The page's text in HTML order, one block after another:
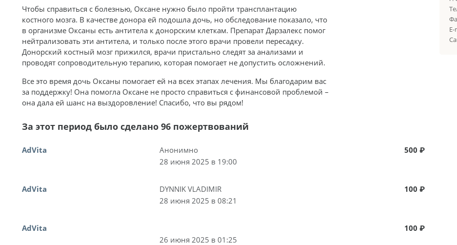
Чтобы справиться с болезнью, Оксане нужно было пройти трансплантацию
костного мозга. В качестве донора ей подошла дочь, но обследование показало, что
в организме Оксаны есть антитела к донорским клеткам. Препарат Дарзалекс помог
нейтрализовать эти антитела, и только после этого врачи провели пересадку.
Донорский костный мозг прижился, врачи пристально следят за анализами и
проводят сопроводительную терапию, которая помогает не допустить осложнений.
Все это время дочь Оксаны помогает ей на всех этапах лечения. Мы благодарим вас
за поддержку! Она помогла Оксане не просто справиться с финансовой проблемой –
она дала ей шанс на выздоровление! Спасибо, что вы рядом!
За этот период было сделано 96 пожертвований
AdVita
Анонимно
28 июня 2025 в 19:00
500 ₽
AdVita
DYNNIK VLADIMIR
28 июня 2025 в 08:21
100 ₽
AdVita
26 июня 2025 в 01:25
100 ₽